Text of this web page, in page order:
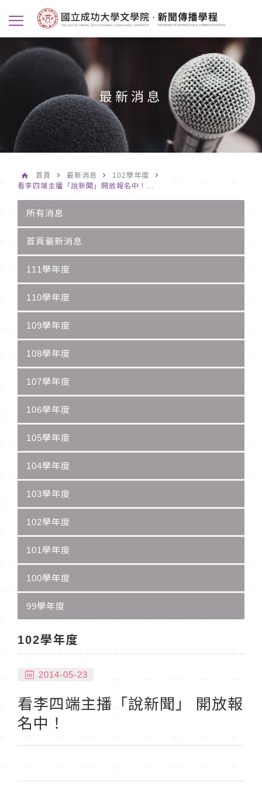
最新消息
首頁 最新消息
102學年度
看李四端主播「說新聞」開放報名中！...
所有消息
首頁最新消息
111學年度
110學年度
109學年度
108學年度
107學年度
106學年度
105學年度
104學年度
103學年度
102學年度
101學年度
100學年度
99學年度
102學年度
2014-05-23
看李四端主播「說新聞」 開放報
名中！